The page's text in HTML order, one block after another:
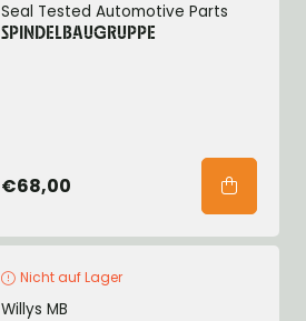
Seal Tested Automotive Parts
SPINDELBAUGRUPPE
€68,00
Nicht auf Lager
Willys MB